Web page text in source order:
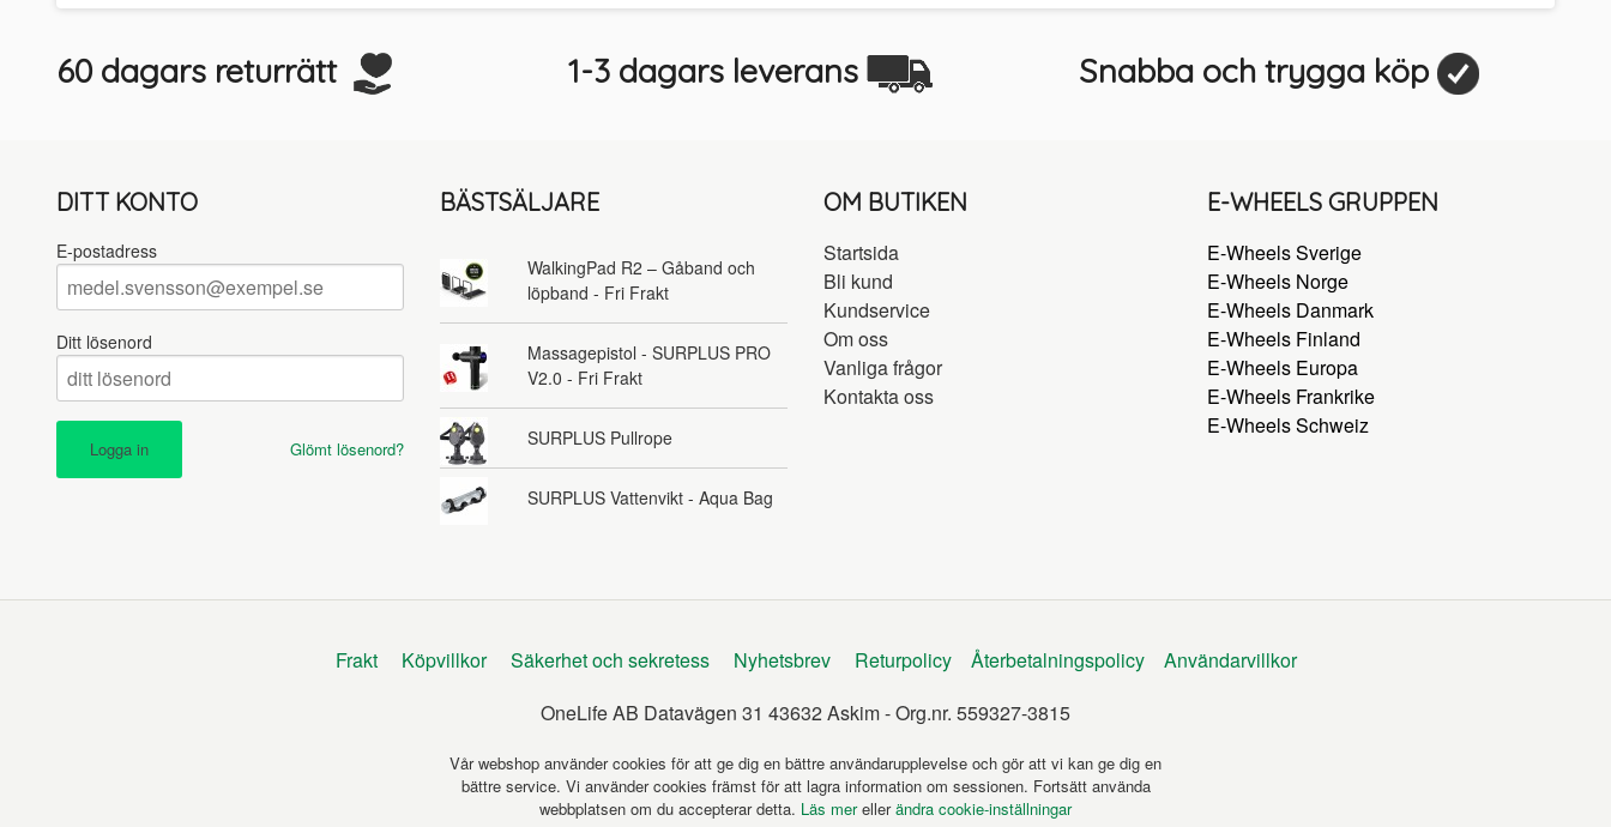
60 dagars returrätt 1-3 dagars leverans Snabba och trygga köp
DITT KONTO
E-postadress
Ditt lösenord
Glömt lösenord?
BÄSTSÄLJARE
WalkingPad R2 – Gåband och
löpband - Fri Frakt
Massagepistol - SURPLUS PRO
V2.0 - Fri Frakt
SURPLUS Pullrope
SURPLUS Vattenvikt - Aqua Bag
OM BUTIKEN
Startsida
Bli kund
Kundservice
Om oss
Vanliga frågor
Kontakta oss
E-WHEELS GRUPPEN
E-Wheels Sverige
E-Wheels Norge
E-Wheels Danmark
E-Wheels Finland
E-Wheels Europa
E-Wheels Frankrike
E-Wheels Schweiz
Frakt Köpvillkor Säkerhet och sekretess Nyhetsbrev Returpolicy Återbetalningspolicy
Användarvillkor
OneLife AB Datavägen 31 43632 Askim - Org.nr. 559327-3815
Vår webshop använder cookies för att ge dig en bättre användarupplevelse och gör att vi kan ge dig en
bättre service. Vi använder cookies främst för att lagra information om sessionen. Fortsätt använda
webbplatsen om du accepterar detta. Läs merellerändra cookie-inställningar